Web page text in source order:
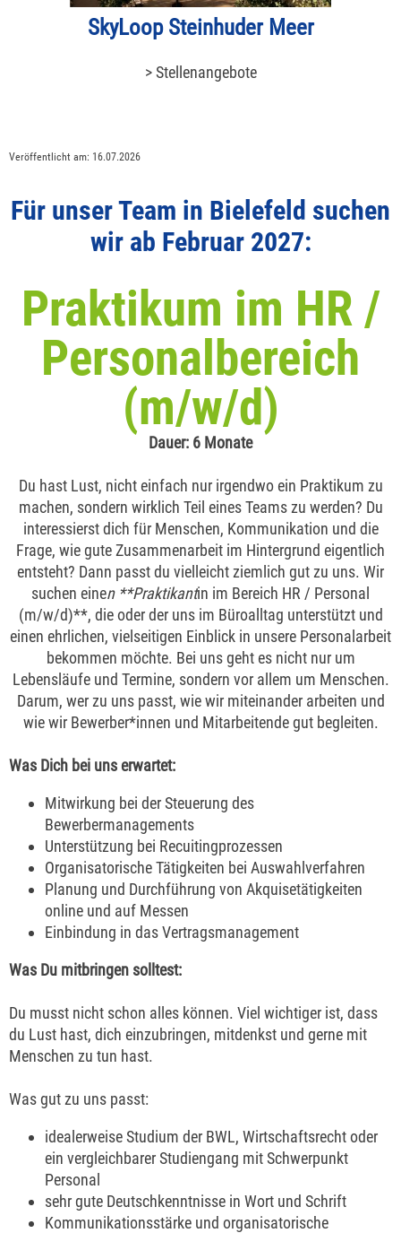
SkyLoop Steinhuder Meer
> Stellenangebote
Veröffentlicht am: 16.07.2026
Für unser Team in Bielefeld suchen
wir ab Februar 2027:
Praktikum im HR /
Personalbereich
(m/w/d)
Dauer: 6 Monate
Du hast Lust, nicht einfach nur irgendwo ein Praktikum zu
machen, sondern wirklich Teil eines Teams zu werden? Du
interessierst dich für Menschen, Kommunikation und die
Frage, wie gute Zusammenarbeit im Hintergrund eigentlich
entsteht? Dann passt du vielleicht ziemlich gut zu uns. Wir
suchen einen **Praktikantin im Bereich HR / Personal
(m/w/d)**, die oder der uns im Büroalltag unterstützt und
einen ehrlichen, vielseitigen Einblick in unsere Personalarbeit
bekommen möchte. Bei uns geht es nicht nur um
Lebensläufe und Termine, sondern vor allem um Menschen.
Darum, wer zu uns passt, wie wir miteinander arbeiten und
wie wir Bewerber*innen und Mitarbeitende gut begleiten.
Was Dich bei uns erwartet:
Mitwirkung bei der Steuerung des
Bewerbermanagements
Unterstützung bei Recuitingprozessen
Organisatorische Tätigkeiten bei Auswahlverfahren
Planung und Durchführung von Akquisetätigkeiten
online und auf Messen
Einbindung in das Vertragsmanagement
Was Du mitbringen solltest:
Du musst nicht schon alles können. Viel wichtiger ist, dass
du Lust hast, dich einzubringen, mitdenkst und gerne mit
Menschen zu tun hast.
Was gut zu uns passt:
idealerweise Studium der BWL, Wirtschaftsrecht oder
ein vergleichbarer Studiengang mit Schwerpunkt
Personal
sehr gute Deutschkenntnisse in Wort und Schrift
Kommunikationsstärke und organisatorische